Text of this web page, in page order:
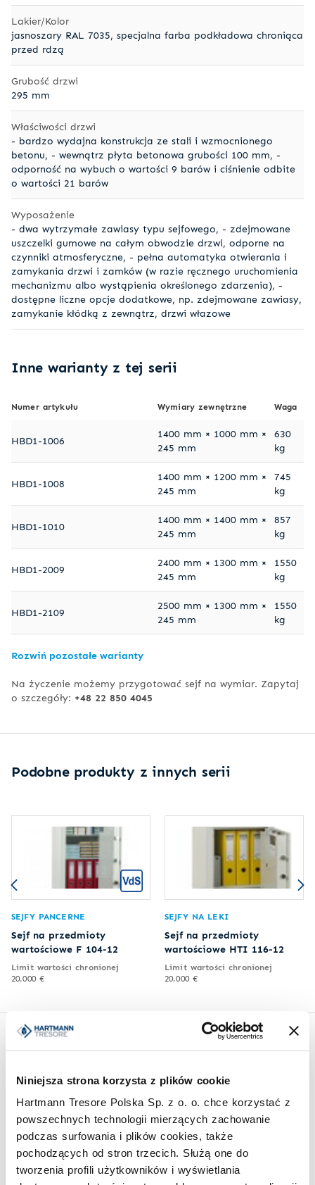
Niniejsza strona korzysta z plików cookie
Hartmann Tresore Polska Sp. z o. o. chce korzystać z
powszechnych technologii mierzących zachowanie
podczas surfowania i plików cookies, także
pochodzących od stron trzecich. Służą one do
tworzenia profili użytkowników i wyświetlania
Lakier/Kolor
jasnoszary RAL 7035, specjalna farba podkładowa chroniąca
przed rdzą
Grubość drzwi
295 mm
Właściwości drzwi
- bardzo wydajna konstrukcja ze stali i wzmocnionego
betonu, - wewnątrz płyta betonowa grubości 100 mm, -
odporność na wybuch o wartości 9 barów i ciśnienie odbite
o wartości 21 barów
Wyposażenie
- dwa wytrzymałe zawiasy typu sejfowego, - zdejmowane
uszczelki gumowe na całym obwodzie drzwi, odporne na
czynniki atmosferyczne, - pełna automatyka otwierania i
zamykania drzwi i zamków (w razie ręcznego uruchomienia
mechanizmu albo wystąpienia określonego zdarzenia), -
dostępne liczne opcje dodatkowe, np. zdejmowane zawiasy,
zamykanie kłódką z zewnątrz, drzwi włazowe
Inne warianty z tej serii
Numer artykułu Wymiary zewnętrzne Waga
HBD1-1006
1400 mm × 1000 mm ×
245 mm
630
kg
HBD1-1008
1400 mm × 1200 mm ×
245 mm
745
kg
HBD1-1010
1400 mm × 1400 mm ×
245 mm
857
kg
HBD1-2009
2400 mm × 1300 mm ×
245 mm
1550
kg
HBD1-2109
2500 mm × 1300 mm ×
245 mm
1550
kg
Rozwiń pozostałe warianty
Na życzenie możemy przygotować sejf na wymiar. Zapytaj
o szczegóły: +48 22 850 4045
Podobne produkty z innych serii
SEJFY PANCERNE
Sejf na przedmioty
wartościowe F 104-12
Limit wartości chronionej
20.000 €
SEJFY NA LEKI
Sejf na przedmioty
wartościowe HTI 116-12
Limit wartości chronionej
20.000 €
Inspiracje